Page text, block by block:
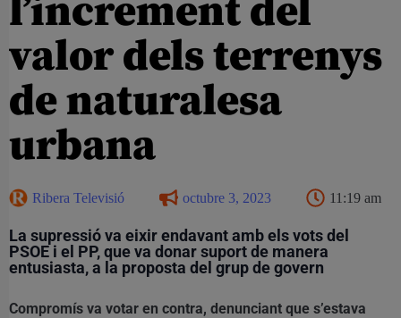
l’increment del
valor dels terrenys
de naturalesa
urbana
Ribera Televisió octubre 3, 2023 11:19 am
La supressió va eixir endavant amb els vots del
PSOE i el PP, que va donar suport de manera
entusiasta, a la proposta del grup de govern
Compromís va votar en contra, denunciant que s’estava